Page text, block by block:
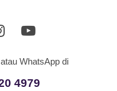
WhatsApp di
4979